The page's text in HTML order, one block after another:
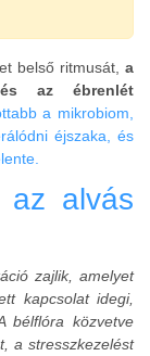
belső ritmusát, a
az ébrenlét
a mikrobiom,
éjszaka, és
az alvás
zajlik, amelyet
kapcsolat idegi,
bélflóra közvetve
a stresszkezelést